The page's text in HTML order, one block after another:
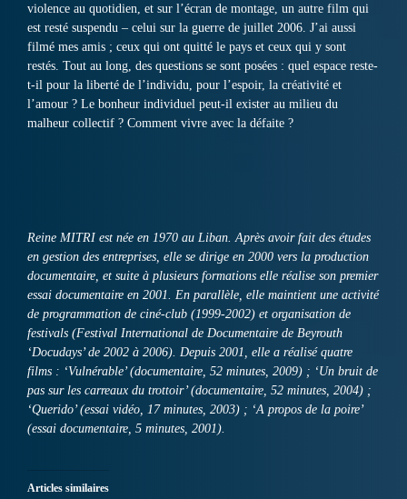
violence au quotidien, et sur l’écran de montage, un autre film qui
est resté suspendu – celui sur la guerre de juillet 2006. J’ai aussi
filmé mes amis ; ceux qui ont quitté le pays et ceux qui y sont
restés. Tout au long, des questions se sont posées : quel espace reste-
t-il pour la liberté de l’individu, pour l’espoir, la créativité et
l’amour ? Le bonheur individuel peut-il exister au milieu du
malheur collectif ? Comment vivre avec la défaite ?
Reine MITRI est née en 1970 au Liban. Après avoir fait des études
en gestion des entreprises, elle se dirige en 2000 vers la production
documentaire, et suite à plusieurs formations elle réalise son premier
essai documentaire en 2001. En parallèle, elle maintient une activité
de programmation de ciné-club (1999-2002) et organisation de
festivals (Festival International de Documentaire de Beyrouth
‘Docudays’ de 2002 à 2006). Depuis 2001, elle a réalisé quatre
films : ‘Vulnérable’ (documentaire, 52 minutes, 2009) ; ‘Un bruit de
pas sur les carreaux du trottoir’ (documentaire, 52 minutes, 2004) ;
‘Querido’ (essai vidéo, 17 minutes, 2003) ; ‘A propos de la poire’
(essai documentaire, 5 minutes, 2001).
Articles similaires